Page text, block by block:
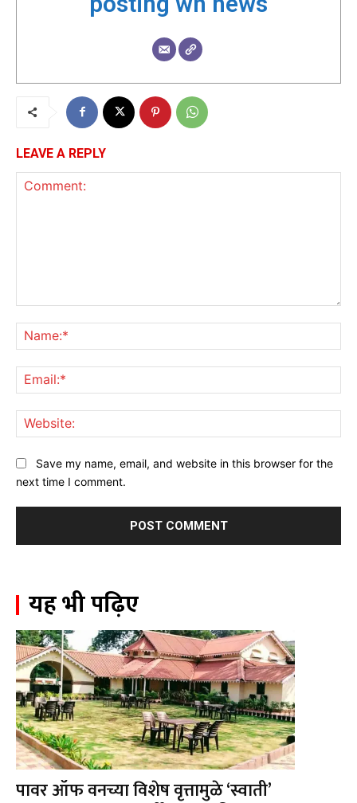
LEAVE A REPLY
Save my name, email, and website in this browser for the
next time I comment.
यह भी पढ़िए
पावर ऑफ वनच्या विशेष वृत्तामुळे ‘स्वाती’